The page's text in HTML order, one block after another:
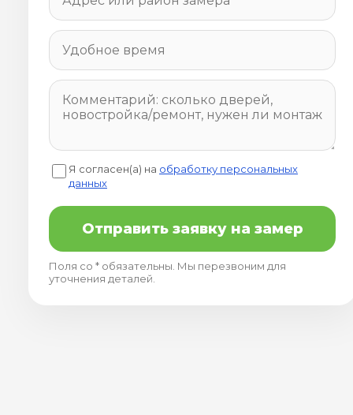
Я согласен(а) на обработку персональных
данных
Отправить заявку на замер
Поля со * обязательны. Мы перезвоним для
уточнения деталей.